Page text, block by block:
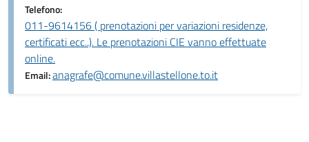
Telefono:
011-9614156 ( prenotazioni per variazioni residenze,
certificati ecc..). Le prenotazioni CIE vanno effettuate
online.
Email:anagrafe@comune.villastellone.to.it